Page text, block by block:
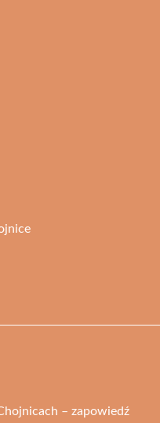
– zapowiedź